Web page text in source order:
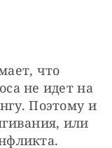
что
не идет на
Поэтому и
или